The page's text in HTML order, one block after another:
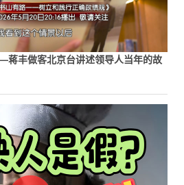
丰做客北京台讲述领导人当年的故